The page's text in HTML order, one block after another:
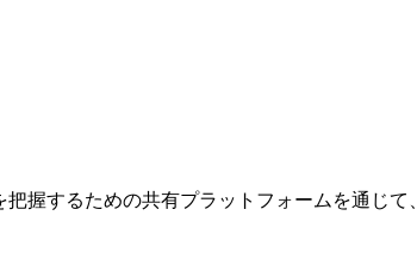
把握するための共有プラットフォームを通じて